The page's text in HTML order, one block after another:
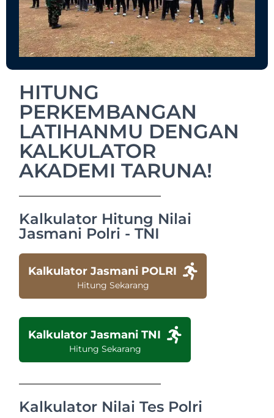
HITUNG
PERKEMBANGAN
LATIHANMU DENGAN
KALKULATOR
AKADEMI TARUNA!
Kalkulator Hitung Nilai
Jasmani Polri - TNI
Kalkulator Jasmani POLRI
Hitung Sekarang
Kalkulator Jasmani TNI
Hitung Sekarang
Kalkulator Nilai Tes Polri